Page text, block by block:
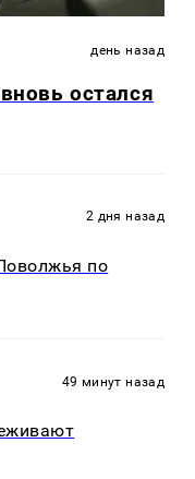
день назад
остался
2 дня назад
по
49 минут назад